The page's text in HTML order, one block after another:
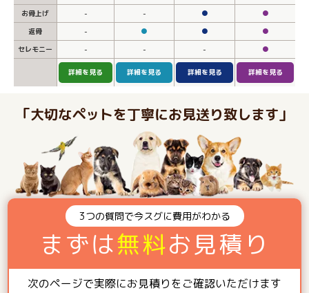
お骨上げ
- - ●
●
返骨
- ● ●
●
セレモニー
- - - ●
詳細を見る 詳細を見る 詳細を見る 詳細を見る
「大切なペットを丁寧にお見送り致します」
3つの質問で今スグに費用がわかる
まずは無料お見積り
次のページで実際にお見積りをご確認いただけます